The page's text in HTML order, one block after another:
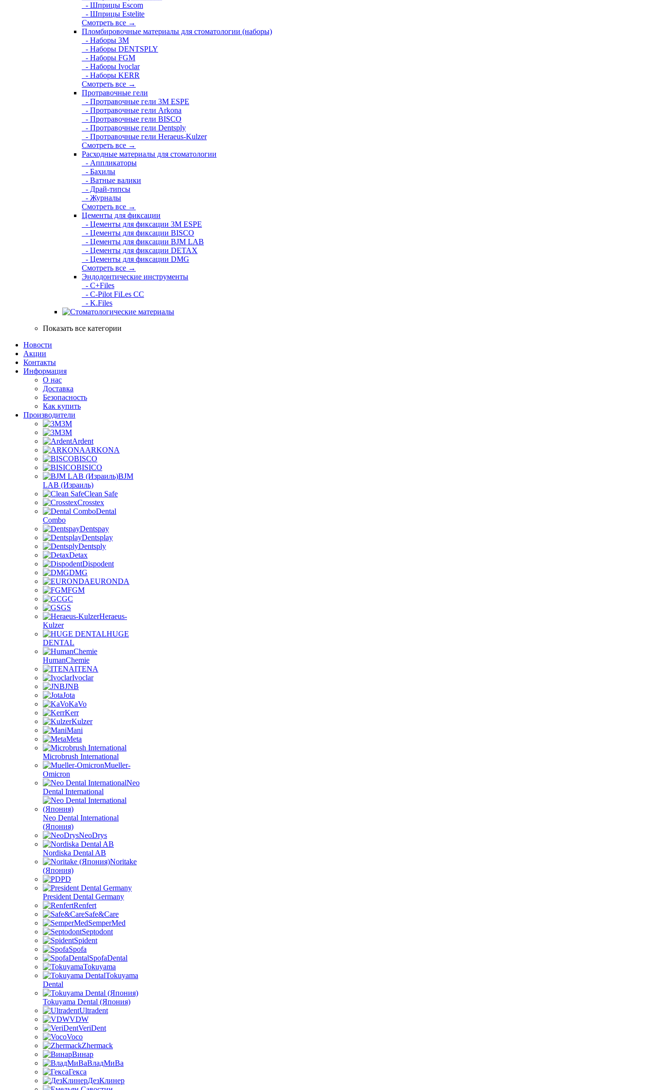
- Шприцы Escom
- Шприцы Estelite
Смотреть все →
Пломбировочные материалы для стоматологии (наборы)
- Наборы 3М
- Наборы DENTSPLY
- Наборы FGM
- Наборы Ivoclar
- Наборы KERR
Смотреть все →
Протравочные гели
- Протравочные гели 3М ESPE
- Протравочные гели Arkona
- Протравочные гели BISCO
- Протравочные гели Dentsply
- Протравочные гели Heraeus-Kulzer
Смотреть все →
Расходные материалы для стоматологии
- Аппликаторы
- Бахилы
- Ватные валики
- Драй-типсы
- Журналы
Смотреть все →
Цементы для фиксации
- Цементы для фиксации 3M ESPE
- Цементы для фиксации BISCO
- Цементы для фиксации BJM LAB
- Цементы для фиксации DETAX
- Цементы для фиксации DMG
Смотреть все →
Эндодонтические инструменты
- C+Files
- C-Pilot FiLes CC
- K.Files
Показать все категории
Новости
Акции
Контакты
Информация
О нас
Доставка
Безопасность
Как купить
Производители
3M
3М
Ardent
ARKONA
BISCO
BISICO
BJM
LAB (Израиль)
Clean Safe
Crosstex
Dental
Combo
Dentspay
Dentsplay
Dentsply
Detax
Dispodent
DMG
EURONDA
FGM
GC
GS
Heraeus-
Kulzer
HUGE
DENTAL
HumanChemie
ITENA
Ivoclar
JNB
Jota
KaVo
Kerr
Kulzer
Mani
Meta
Microbrush International
Mueller-
Omicron
Neo
Dental International
Neo Dental International
(Япония)
NeoDrys
Nordiska Dental AB
Noritake
(Япония)
PD
President Dental Germany
Renfert
Safe&Care
SemperMed
Septodont
Spident
Spofa
SpofaDental
Tokuyama
Tokuyama
Dental
Tokuyama Dental (Япония)
Ultradent
VDW
VeriDent
Voco
Zhermack
Винар
ВладМиВа
Гекса
ДезКлинер